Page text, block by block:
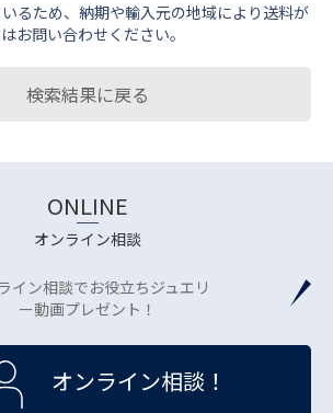
るため、納期や輸⼊元の地域により送料が
お問い合わせください。
検索結果に戻る
ONLINE
オンライン相談
イン相談でお役立ちジュエリ
ー動画プレゼント！
オンライン相談！